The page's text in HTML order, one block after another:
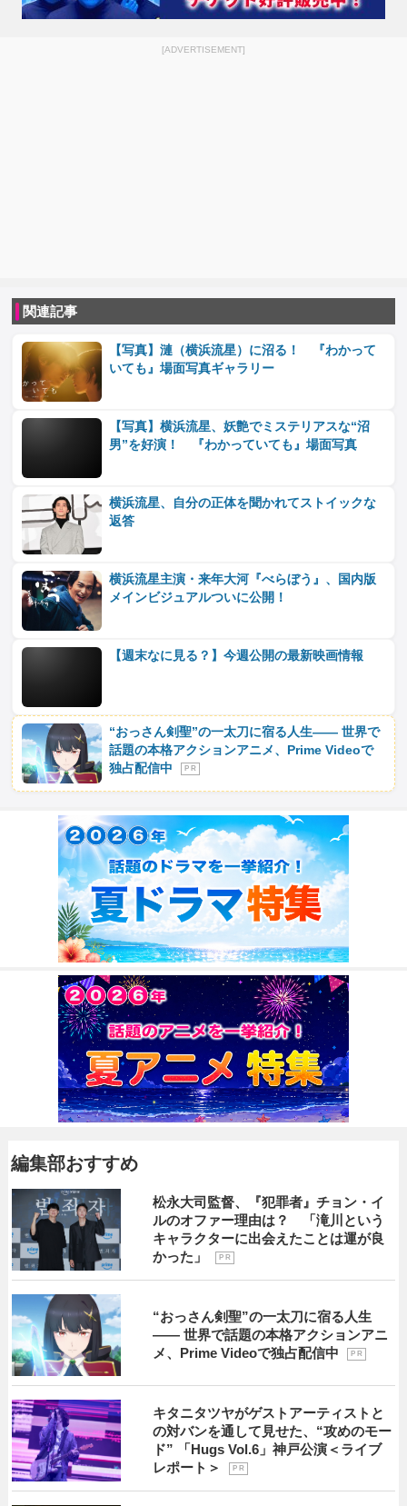
[ADVERTISEMENT]
関連記事
【写真】漣（横浜流星）に沼る！ 『わかって
いても』場面写真ギャラリー
【写真】横浜流星、妖艶でミステリアスな“沼
男”を好演！ 『わかっていても』場面写真
横浜流星、自分の正体を聞かれてストイックな
返答
横浜流星主演・来年大河『べらぼう』、国内版
メインビジュアルついに公開！
【週末なに見る？】今週公開の最新映画情報
“おっさん剣聖”の一太刀に宿る人生―― 世界で
話題の本格アクションアニメ、Prime Videoで
独占配信中
P R
編集部おすすめ
松永大司監督、『犯罪者』チョン・イ
ルのオファー理由は？ 「滝川という
キャラクターに出会えたことは運が良
かった」
P R
“おっさん剣聖”の一太刀に宿る人生
―― 世界で話題の本格アクションアニ
メ、Prime Videoで独占配信中
P R
キタニタツヤがゲストアーティストと
の対バンを通して見せた、“攻めのモー
ド” 「Hugs Vol.6」神戸公演＜ライブ
レポート＞
P R